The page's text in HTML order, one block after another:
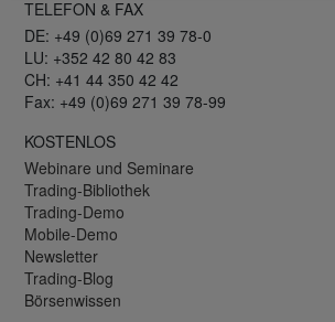
TELEFON & FAX
DE: +49 (0)69 271 39 78-0
LU: +352 42 80 42 83
CH: +41 44 350 42 42
Fax: +49 (0)69 271 39 78-99
KOSTENLOS
Webinare und Seminare
Trading-Bibliothek
Trading-Demo
Mobile-Demo
Newsletter
Trading-Blog
Börsenwissen